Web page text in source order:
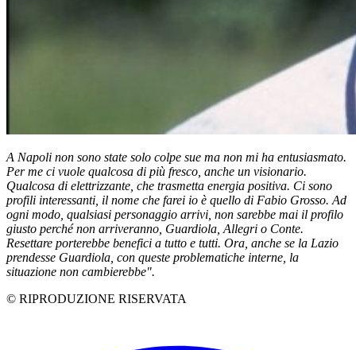
A Napoli non sono state solo colpe sue ma non mi ha entusiasmato.
Per me ci vuole qualcosa di più fresco, anche un visionario.
Qualcosa di elettrizzante, che trasmetta energia positiva. Ci sono
profili interessanti, il nome che farei io è quello di Fabio Grosso. Ad
ogni modo, qualsiasi personaggio arrivi, non sarebbe mai il profilo
giusto perché non arriveranno, Guardiola, Allegri o Conte.
Resettare porterebbe benefici a tutto e tutti. Ora, anche se la Lazio
prendesse Guardiola, con queste problematiche interne, la
situazione non cambierebbe".
© RIPRODUZIONE RISERVATA